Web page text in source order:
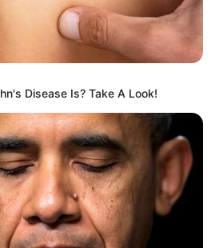
paperandpin)
lho. Siapa sangka jika
warna di dinding bisa
lebih menyenangkan
Disease Is? Take A Look!